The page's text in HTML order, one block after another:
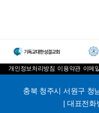
개인정보처리방침 이용약관 이메
충북 청주시 서원구 청
| 대표전화